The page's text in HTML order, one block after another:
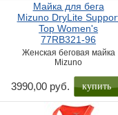
Майка для бега
Mizuno DryLite
Top Women's
77RB321-96
Женская беговая майка
Mizuno
3990,00 руб. купить